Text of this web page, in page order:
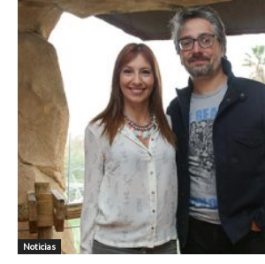
Noticias